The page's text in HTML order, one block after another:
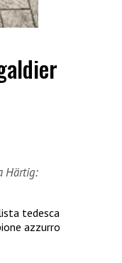
Härtig:
tedesca
azzurro